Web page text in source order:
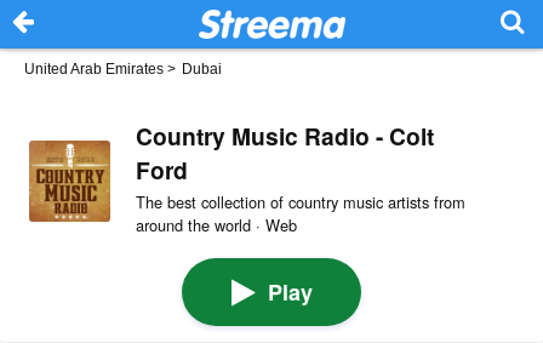
United Arab Emirates > Dubai
Country Music Radio - Colt
Ford
The best collection of country music artists from
around the world · Web
Play